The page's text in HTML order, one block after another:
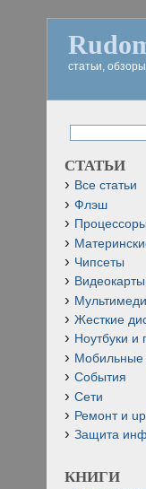
статьи,
СТАТЬИ
Все статьи
Флэш
Процессоры
Чипсеты
Видеокарты
Жесткие
Ноутбуки и
Мобильные
События
Сети
Ремонт и
Защита
КНИГИ